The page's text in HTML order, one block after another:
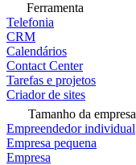
Ferramenta
Telefonia
CRM
Calendários
Contact Center
Tarefas e projetos
Criador de sites
Tamanho da empresa
Empreendedor individual
Empresa pequena
Empresa